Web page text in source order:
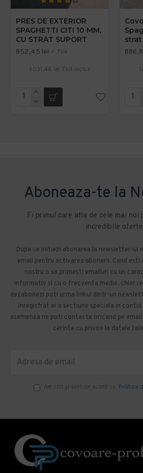
PRES DE EXTERIOR
SPAGHETTI CITI 10 MM,
CU STRAT SUPORT
852,45 lei + TVA
1.031,46 lei TVA inclus
Aboneaza-te la
Fi primul care afla de cele mai noi
incredibile oferte
Dupa ce initiezi abonarea la newsletter-
email pentru activarea abonarii. Cand
nostru o sa primesti emailuri cu un
informativ si cu o frecventa medie, chiar
dezabonezi poti urma linkul dintr-un
inregistrat ai o sectiune speciala in contul
asemenea ne poti contacta oricand pe
cerinte cu privire la datele
Am citit şi sunt de acord cu Politica